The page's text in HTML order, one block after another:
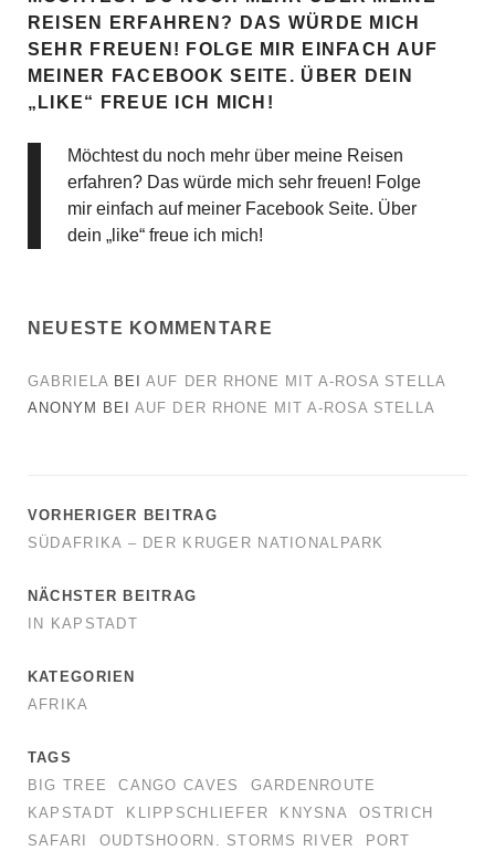
REISEN ERFAHREN? DAS WÜRDE MICH
SEHR FREUEN! FOLGE MIR EINFACH AUF
MEINER FACEBOOK SEITE. ÜBER DEIN
„LIKE“ FREUE ICH MICH!
Möchtest du noch mehr über meine Reisen
erfahren? Das würde mich sehr freuen! Folge
mir einfach auf meiner Facebook Seite. Über
dein „like“ freue ich mich!
NEUESTE KOMMENTARE
GABRIELA BEIAUF DER RHONE MIT A-ROSA STELLA
ANONYM
BEIAUF DER RHONE MIT A-ROSA STELLA
VORHERIGER BEITRAG
SÜDAFRIKA – DER KRUGER NATIONALPARK
NÄCHSTER BEITRAG
IN KAPSTADT
KATEGORIEN
AFRIKA
TAGS
BIG TREE
CANGO CAVES
GARDENROUTE
KAPSTADT
KLIPPSCHLIEFER KNYSNA
OSTRICH
SAFARI
OUDTSHOORN. STORMS RIVER
PORT